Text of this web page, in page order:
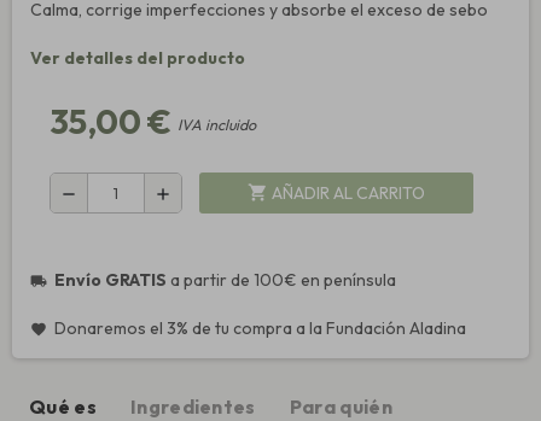
Calma, corrige imperfecciones y absorbe el exceso de sebo
Ver detalles del producto
35,00 € IVA incluido
remove add shopping_cart AÑADIR AL CARRITO
local_shipping Envío GRATIS a partir de 100€ en península
favorite Donaremos el 3% de tu compra a la Fundación Aladina
Qué es Ingredientes
Para quién